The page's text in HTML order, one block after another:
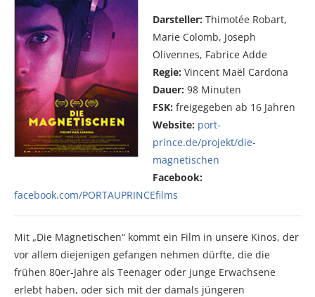
Darsteller: Thimotée Robart,
Marie Colomb, Joseph
Olivennes, Fabrice Adde
Regie: Vincent Maël Cardona
Dauer: 98 Minuten
FSK: freigegeben ab 16 Jahren
Website: port-
prince.de/projekt/die-
magnetischen
Facebook:
facebook.com/PORTAUPRINCEfilms
Mit „Die Magnetischen“ kommt ein Film in unsere Kinos, der
vor allem diejenigen gefangen nehmen dürfte, die die
frühen 80er-Jahre als Teenager oder junge Erwachsene
erlebt haben, oder sich mit der damals jüngeren